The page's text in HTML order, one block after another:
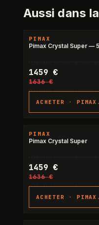
Aussi dans
PIMAX
Pimax Crystal Super —
1459 €
1636 €
ACHETER ·
PIMAX
Pimax Crystal Super
1459 €
1636 €
ACHETER ·